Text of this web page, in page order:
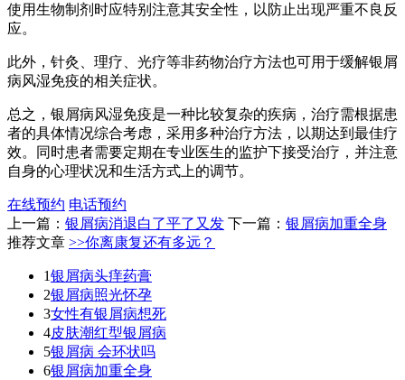
使用生物制剂时应特别注意其安全性，以防止出现严重不良反
应。
此外，针灸、理疗、光疗等非药物治疗方法也可用于缓解银屑
病风湿免疫的相关症状。
总之，银屑病风湿免疫是一种比较复杂的疾病，治疗需根据患
者的具体情况综合考虑，采用多种治疗方法，以期达到最佳疗
效。同时患者需要定期在专业医生的监护下接受治疗，并注意
自身的心理状况和生活方式上的调节。
在线预约 电话预约
上一篇： 银屑病消退白了平了又发 下一篇： 银屑病加重全身
推荐文章 >>你离康复还有多远？
1银屑病头痒药膏
2银屑病照光怀孕
3女性有银屑病想死
4皮肤潮红型银屑病
5银屑病 会环状吗
6银屑病加重全身